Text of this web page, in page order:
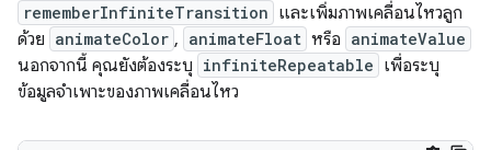
rememberInfiniteTransition และเพิ่มภาพเคลื่อนไหวลูก
ด้วย animateColor , animateFloat หรือ animateValue
นอกจากนี้ คุณยังต้องระบุ infiniteRepeatable เพื่อระบุ
ข้อมูลจำเพาะของภาพเคลื่อนไหว